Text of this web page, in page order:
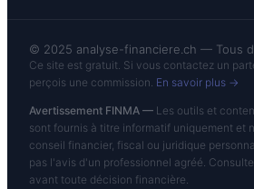
© 2025 analyse-financiere.ch — Tous
Ce site est gratuit. Si vous contactez un
perçois une commission. En savoir plus →
Avertissement FINMA — Les outils et
sont fournis à titre informatif uniquement et
conseil financier, fiscal ou juridique
pas l'avis d'un professionnel agréé.
avant toute décision financière.